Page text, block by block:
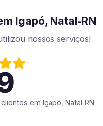
Igapó, Natal‑RN
nossos serviços!
em Igapó, Natal‑RN